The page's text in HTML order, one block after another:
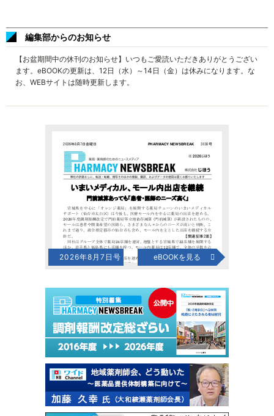
編集部からのお知らせ
【お盆期間中の休刊のお知らせ】いつもご愛読いただきありがとうござい
ます。eBOOKの更新は、12日（水）～14日（金）は休みになります。な
お、WEBサイトは随時更新します。
2026年8月7日号 eBOOKを見る